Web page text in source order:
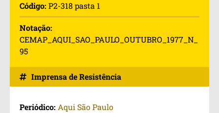
Código: P2-318 pasta 1
Notação:
CEMAP_AQUI_SAO_PAULO_OUTUBRO_1977_N_
95
Imprensa de Resistência
Periódico: Aqui São Paulo